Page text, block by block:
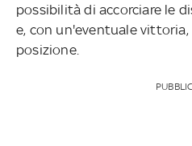
possibilità di accorciare le
e, con un'eventuale
posizione.